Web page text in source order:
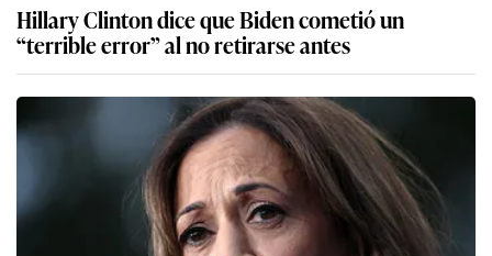
Hillary Clinton dice que Biden cometió un
“terrible error” al no retirarse antes